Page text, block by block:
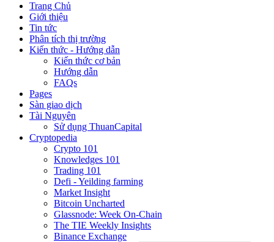
Trang Chủ
Giới thiệu
Tin tức
Phân tích thị trường
Kiến thức - Hướng dẫn
Kiến thức cơ bản
Hướng dẫn
FAQs
Pages
Sàn giao dịch
Tài Nguyên
Sử dụng ThuanCapital
Cryptopedia
Crypto 101
Knowledges 101
Trading 101
Defi - Yeilding farming
Market Insight
Bitcoin Uncharted
Glassnode: Week On-Chain
The TIE Weekly Insights
Binance Exchange